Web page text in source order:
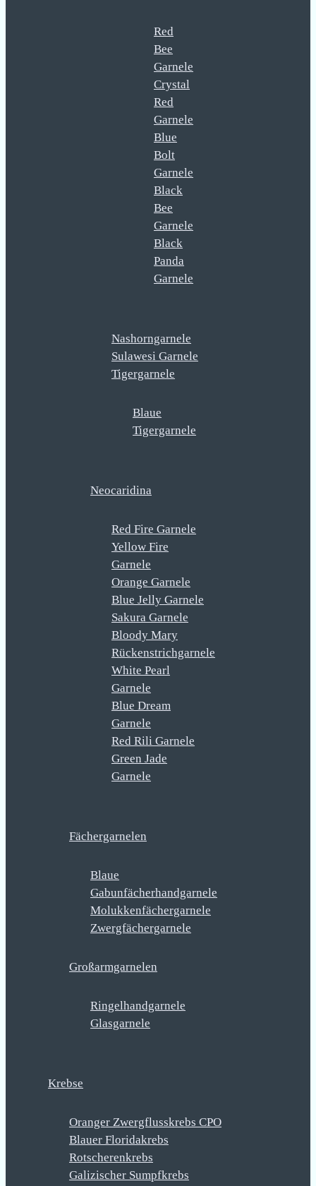
Red
Bee
Garnele
Crystal
Red
Garnele
Blue
Bolt
Garnele
Black
Bee
Garnele
Black
Panda
Garnele
Nashorngarnele
Sulawesi Garnele
Tigergarnele
Blaue
Tigergarnele
Neocaridina
Red Fire Garnele
Yellow Fire
Garnele
Orange Garnele
Blue Jelly Garnele
Sakura Garnele
Bloody Mary
Rückenstrichgarnele
White Pearl
Garnele
Blue Dream
Garnele
Red Rili Garnele
Green Jade
Garnele
Fächergarnelen
Blaue
Gabunfächerhandgarnele
Molukkenfächergarnele
Zwergfächergarnele
Großarmgarnelen
Ringelhandgarnele
Glasgarnele
Krebse
Oranger Zwergflusskrebs CPO
Blauer Floridakrebs
Rotscherenkrebs
Galizischer Sumpfkrebs